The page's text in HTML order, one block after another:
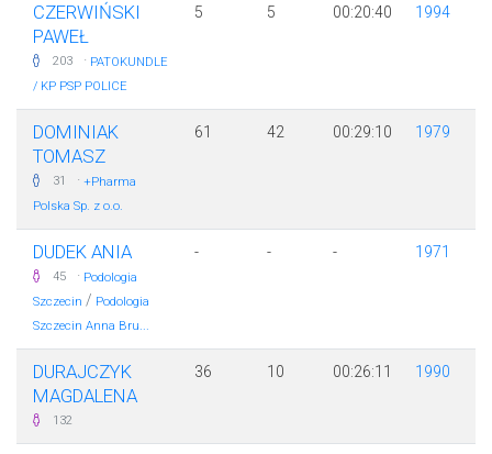
CZERWIŃSKI
PAWEŁ
203 · PATOKUNDLE
/ KP PSP POLICE
5 5 00:20:40 1994
DOMINIAK
TOMASZ
31 · +Pharma
Polska Sp. z o.o.
61 42 00:29:10 1979
DUDEK ANIA
45 · Podologia
Szczecin / Podologia
Szczecin Anna Bru...
- - - 1971
DURAJCZYK
MAGDALENA
132
36 10 00:26:11 1990